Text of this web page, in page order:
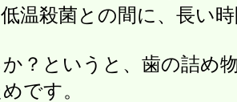
低温殺菌との間に、長い
？というと、歯の詰め
です。